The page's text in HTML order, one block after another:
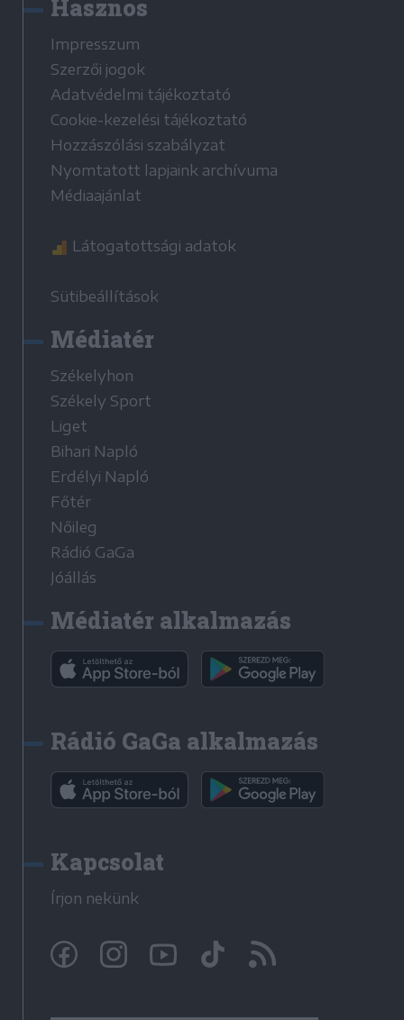
Hasznos
Impresszum
Szerzői jogok
Adatvédelmi tájékoztató
Cookie-kezelési tájékoztató
Hozzászólási szabályzat
Nyomtatott lapjaink archívuma
Médiaajánlat
Látogatottsági adatok
Sütibeállítások
Médiatér
Székelyhon
Székely Sport
Liget
Bihari Napló
Erdélyi Napló
Főtér
Nőileg
Rádió GaGa
Jóállás
Médiatér alkalmazás
Rádió GaGa alkalmazás
Kapcsolat
Írjon nekünk